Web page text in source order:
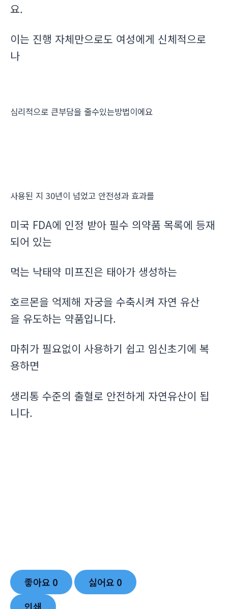
요.
이는 진행 자체만으로도 여성에게 신체적으로
나
심리적으로 큰부담을 줄수있는방법이에요
사용된 지 30년이 넘었고 안전성과 효과를
미국 FDA에 인정 받아 필수 의약품 목록에 등재
되어 있는
먹는 낙태약 미프진은 태아가 생성하는
호르몬을 억제해 자궁을 수축시켜 자연 유산
을 유도하는 약품입니다.
마취가 필요없이 사용하기 쉽고 임신초기에 복
용하면
생리통 수준의 출혈로 안전하게 자연유산이 됩
니다.
좋아요 0 싫어요 0